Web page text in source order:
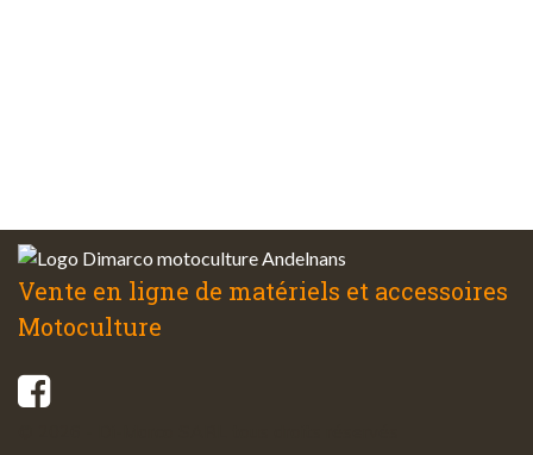
Vente en ligne de matériels et accessoires
Motoculture